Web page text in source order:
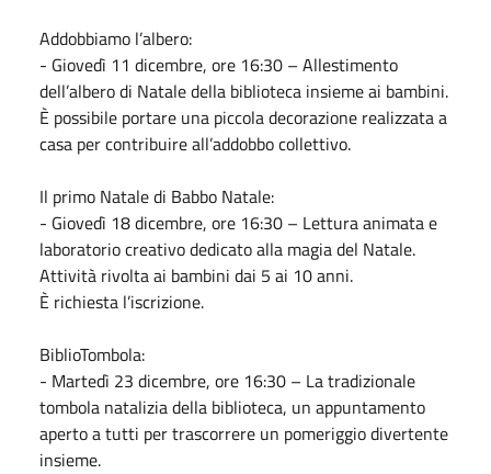
Addobbiamo l’albero:
- Giovedì 11 dicembre, ore 16:30 – Allestimento
dell’albero di Natale della biblioteca insieme ai bambini.
È possibile portare una piccola decorazione realizzata a
casa per contribuire all’addobbo collettivo.
Il primo Natale di Babbo Natale:
- Giovedì 18 dicembre, ore 16:30 – Lettura animata e
laboratorio creativo dedicato alla magia del Natale.
Attività rivolta ai bambini dai 5 ai 10 anni.
È richiesta l’iscrizione.
BiblioTombola:
- Martedì 23 dicembre, ore 16:30 – La tradizionale
tombola natalizia della biblioteca, un appuntamento
aperto a tutti per trascorrere un pomeriggio divertente
insieme.